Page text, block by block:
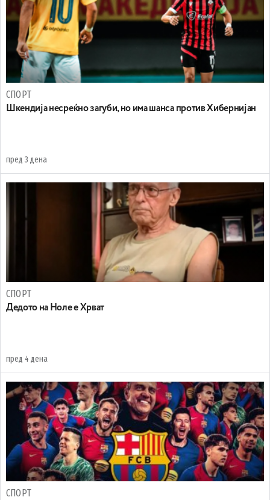
СПОРТ
Шкендија несреќно загуби, но има шанса против Хибернијан
пред 3 дена
СПОРТ
Дедото на Ноле е Хрват
пред 4 дена
СПОРТ